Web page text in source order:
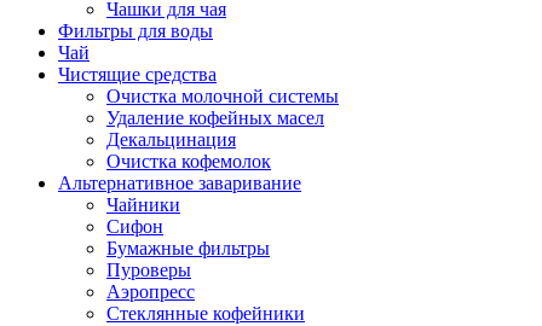
Чашки для чая
Фильтры для воды
Чай
Чистящие средства
Очистка молочной системы
Удаление кофейных масел
Декальцинация
Очистка кофемолок
Альтернативное заваривание
Чайники
Сифон
Бумажные фильтры
Пуроверы
Аэропресс
Стеклянные кофейники